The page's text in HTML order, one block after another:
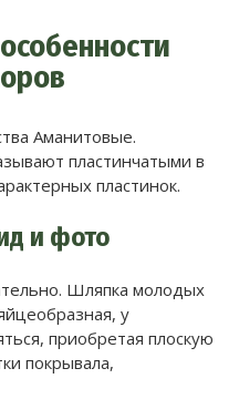
Аманитовые.
пластинчатыми в
пластинок.
и фото
Шляпка молодых
у
приобретая плоскую
покрывала,